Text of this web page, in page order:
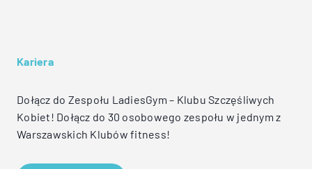
Kariera
Dołącz do Zespołu LadiesGym – Klubu Szczęśliwych
Kobiet! Dołącz do 30 osobowego zespołu w jednym z
Warszawskich Klubów fitness!